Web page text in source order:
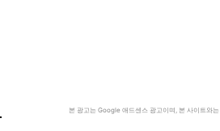
본 광고는 Google 애드센스 광고이며, 본 사이트와는